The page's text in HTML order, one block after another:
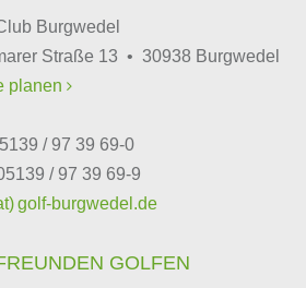
Burgwedel
Straße 13 • 30938 Burgwedel
planen 
/ 97 39 69-0
/ 97 39 69-9
golf-burgwedel.de
GOLFEN